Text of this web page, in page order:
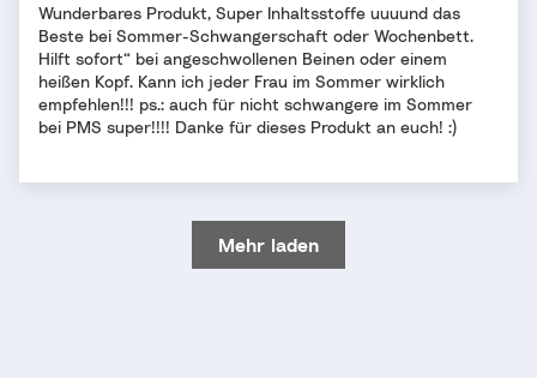
Wunderbares Produkt, Super Inhaltsstoffe uuuund das
Beste bei Sommer-Schwangerschaft oder Wochenbett.
Hilft sofort“ bei angeschwollenen Beinen oder einem
heißen Kopf. Kann ich jeder Frau im Sommer wirklich
empfehlen!!! ps.: auch für nicht schwangere im Sommer
bei PMS super!!!! Danke für dieses Produkt an euch! :)
Mehr laden